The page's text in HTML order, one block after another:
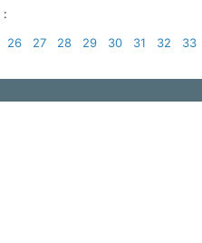
:
26 27 28 29 30 31 32 33